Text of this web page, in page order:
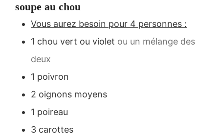
soupe au chou
Vous aurez besoin pour 4 personnes :
1 chou vert ou violet ou un mélange des
deux
1 poivron
2 oignons moyens
1 poireau
3 carottes